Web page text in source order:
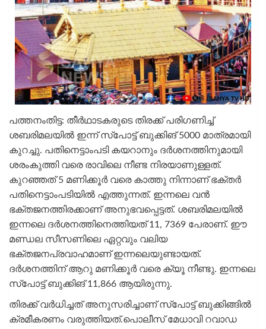
പത്തനംതിട്ട: തീർഥാടകരുടെ തിരക്ക് പരിഗണിച്ച്
ശബരിമലയിൽ ഇന്ന് സ്പോട്ട് ബുക്കിങ് 5000 മാത്രമായി
കുറച്ചു. പതിനെട്ടാംപടി കയറാനും ദർശനത്തിനുമായി
ശരംകുത്തി വരെ രാവിലെ നീണ്ട നിരയാണുള്ളത്.
കുറഞ്ഞത് 5 മണിക്കൂർ വരെ കാത്തു നിന്നാണ് ഭക്തർ
പതിനെട്ടാംപടിയിൽ എത്തുന്നത്. ഇന്നലെ വൻ
ഭക്തജനത്തിരക്കാണ് അനുഭവപ്പെട്ടത്. ശബരിമലയിൽ
ഇന്നലെ ദർശനത്തിനെത്തിയത് 11, 7369 പേരാണ്. ഈ
മണ്ഡല സീസണിലെ ഏറ്റവും വലിയ
ഭക്തജനപ്രവാഹമാണ് ഇന്നലെയുണ്ടായത്.
ദർശനത്തിന് ആറു മണിക്കൂർ വരെ ക്യൂ നീണ്ടു. ഇന്നലെ
സ്പോട്ട് ബുക്കിങ് 11,866 ആയിരുന്നു.
തിരക്ക് വർധിച്ചത് അനുസരിച്ചാണ് സ്പോട്ട് ബുക്കിങ്ങിൽ
ക്രമീകരണം വരുത്തിയത്.പൊലീസ് മേധാവി റവാഡ